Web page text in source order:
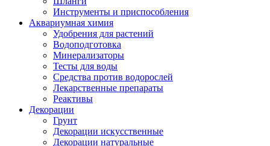
Инструменты и приспособления
Аквариумная химия
Удобрения для растений
Водоподготовка
Минерализаторы
Тесты для воды
Средства против водорослей
Лекарственные препараты
Реактивы
Декорации
Грунт
Декорации искусственные
Декорации натуральные